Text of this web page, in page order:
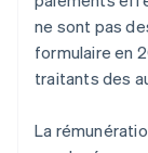
ne sont pas
formulaire en
traitants des
La